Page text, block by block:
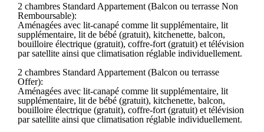
2 chambres Standard Appartement (Balcon ou terrasse Non
Remboursable):
Aménagées avec lit-canapé comme lit supplémentaire, lit
supplémentaire, lit de bébé (gratuit), kitchenette, balcon,
bouilloire électrique (gratuit), coffre-fort (gratuit) et télévision
par satellite ainsi que climatisation réglable individuellement.
2 chambres Standard Appartement (Balcon ou terrasse
Offer):
Aménagées avec lit-canapé comme lit supplémentaire, lit
supplémentaire, lit de bébé (gratuit), kitchenette, balcon,
bouilloire électrique (gratuit), coffre-fort (gratuit) et télévision
par satellite ainsi que climatisation réglable individuellement.